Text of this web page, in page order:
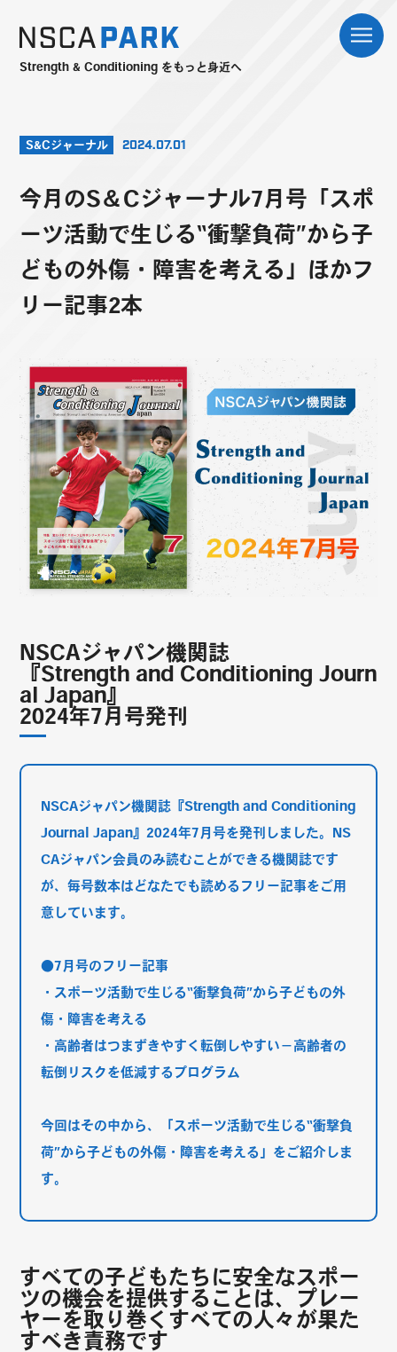
Strength & Conditioning をもっと身近へ
S&Cジャーナル 2024.07.01
今月のS＆Cジャーナル7月号「スポ
ーツ活動で生じる“衝撃負荷”から子
どもの外傷・障害を考える」ほかフ
リー記事2本
NSCAジャパン機関誌
『Strength and Conditioning Journ
al Japan』
2024年7月号発刊
NSCAジャパン機関誌『Strength and Conditioning
Journal Japan』2024年7月号を発刊しました。NS
CAジャパン会員のみ読むことができる機関誌です
が、毎号数本はどなたでも読めるフリー記事をご用
意しています。
●7月号のフリー記事
・スポーツ活動で生じる“衝撃負荷”から子どもの外
傷・障害を考える
・高齢者はつまずきやすく転倒しやすい－高齢者の
転倒リスクを低減するプログラム
今回はその中から、「スポーツ活動で生じる“衝撃負
荷”から子どもの外傷・障害を考える」をご紹介しま
す。
すべての子どもたちに安全なスポー
ツの機会を提供することは、プレー
ヤーを取り巻くすべての人々が果た
すべき責務です